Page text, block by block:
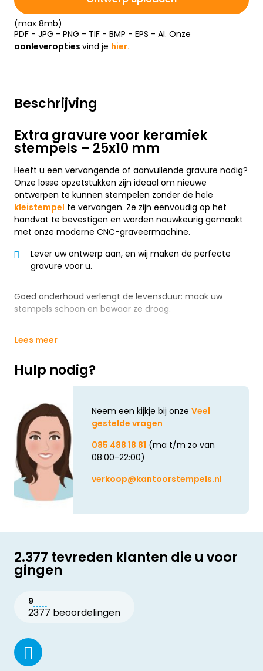
Beschrijving
Extra gravure voor keramiek
stempels – 25x10 mm
Heeft u een vervangende of aanvullende gravure nodig?
Onze losse opzetstukken zijn ideaal om nieuwe
ontwerpen te kunnen stempelen zonder de hele
kleistempel te vervangen. Ze zijn eenvoudig op het
handvat te bevestigen en worden nauwkeurig gemaakt
met onze moderne CNC-graveermachine.
Lever uw ontwerp aan, en wij maken de perfecte
gravure voor u.
Goed onderhoud verlengt de levensduur: maak uw
stempels schoon en bewaar ze droog.
Lees meer
Hulp nodig?
Neem een kijkje bij onze Veel
gestelde vragen
085 488 18 81 (ma t/m zo van
08:00-22:00)
verkoop@kantoorstempels.nl
(max 8mb)
PDF - JPG - PNG - TIF - BMP - EPS - AI. Onze
aanleveropties vind je hier.
2.377 tevreden klanten die u voor
gingen
9
2377 beoordelingen